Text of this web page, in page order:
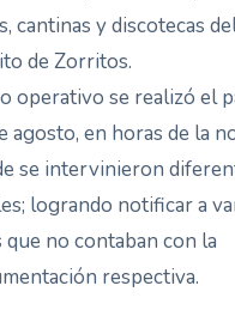
cantinas y discotecas
de Zorritos.
operativo se realizó el
agosto, en horas de la
se intervinieron
logrando notificar a
no contaban con la
respectiva.